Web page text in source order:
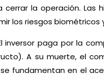
la operación. Las
los riesgos biométricos
paga por la
A su muerte, el
fundamentan en el